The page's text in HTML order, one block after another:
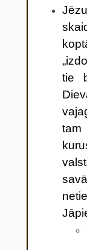
tie
tam